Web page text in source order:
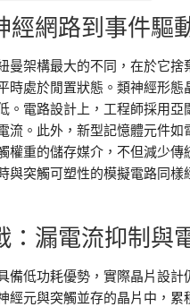
經網路到事件驅
曼架構最大的不同，在於它
時處於閒置狀態。類神經形
。電路設計上，工程師採用
流。此外，新型記憶體元件如
權重的儲存媒介，不但減少
與突觸可塑性的模擬電路同
：漏電流抑制與
備低功耗優勢，實際晶片設
經元與突觸並存的晶片中，